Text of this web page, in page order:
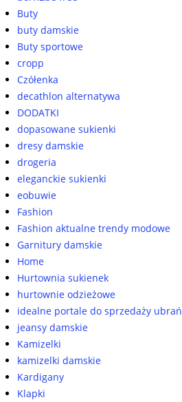
Buty
buty damskie
Buty sportowe
cropp
Czółenka
decathlon alternatywa
DODATKI
dopasowane sukienki
dresy damskie
drogeria
eleganckie sukienki
eobuwie
Fashion
Fashion aktualne trendy modowe
Garnitury damskie
Home
Hurtownia sukienek
hurtownie odzieżowe
idealne portale do sprzedaży ubrań
jeansy damskie
Kamizelki
kamizelki damskie
Kardigany
Klapki